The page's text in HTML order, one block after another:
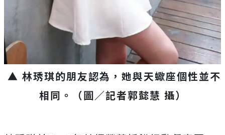
▲ 林琇琪的朋友認為，她與天蠍座個性並不
相同。
（圖／記者郭懿慧 攝）